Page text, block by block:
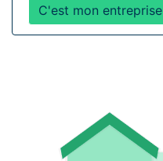
C'est mon entreprise